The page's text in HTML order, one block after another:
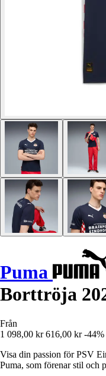
Puma
Borttröja
Från
1 098,00 kr 616,00 kr -44%
Visa din passion för PSV
Puma, som förenar stil och